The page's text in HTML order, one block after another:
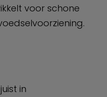
voor schone
in